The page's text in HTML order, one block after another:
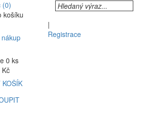
(0)
košíku
0 ks
|
Registrace